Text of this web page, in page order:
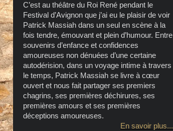
C’est au théâtre du Roi René pendant le
Festival d’Avignon que j’ai eu le plaisir de voir
Patrick Massiah dans un seul en scène à la
fois tendre, émouvant et plein d’humour. Entre
souvenirs d’enfance et confidences
amoureuses non dénuées d’une certaine
autodérision, dans un voyage intime à travers
le temps, Patrick Massiah se livre à cœur
ouvert et nous fait partager ses premiers
chagrins, ses premières déchirures, ses
premières amours et ses premières
déceptions amoureuses.
En savoir plus...